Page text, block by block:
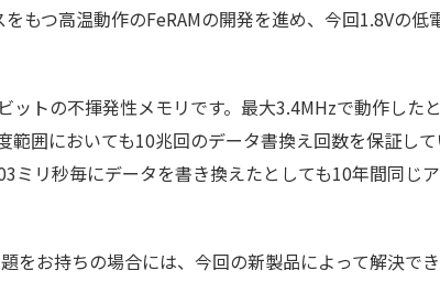
もつ高温動作のFeRAMの開発を進め、今回1.8Vの
ットの不揮発性メモリです。最大3.4MHzで動作した
囲においても10兆回のデータ書換え回数を保証し
ミリ秒毎にデータを書き換えたとしても10年間同じ
お持ちの場合には、今回の新製品によって解決でき